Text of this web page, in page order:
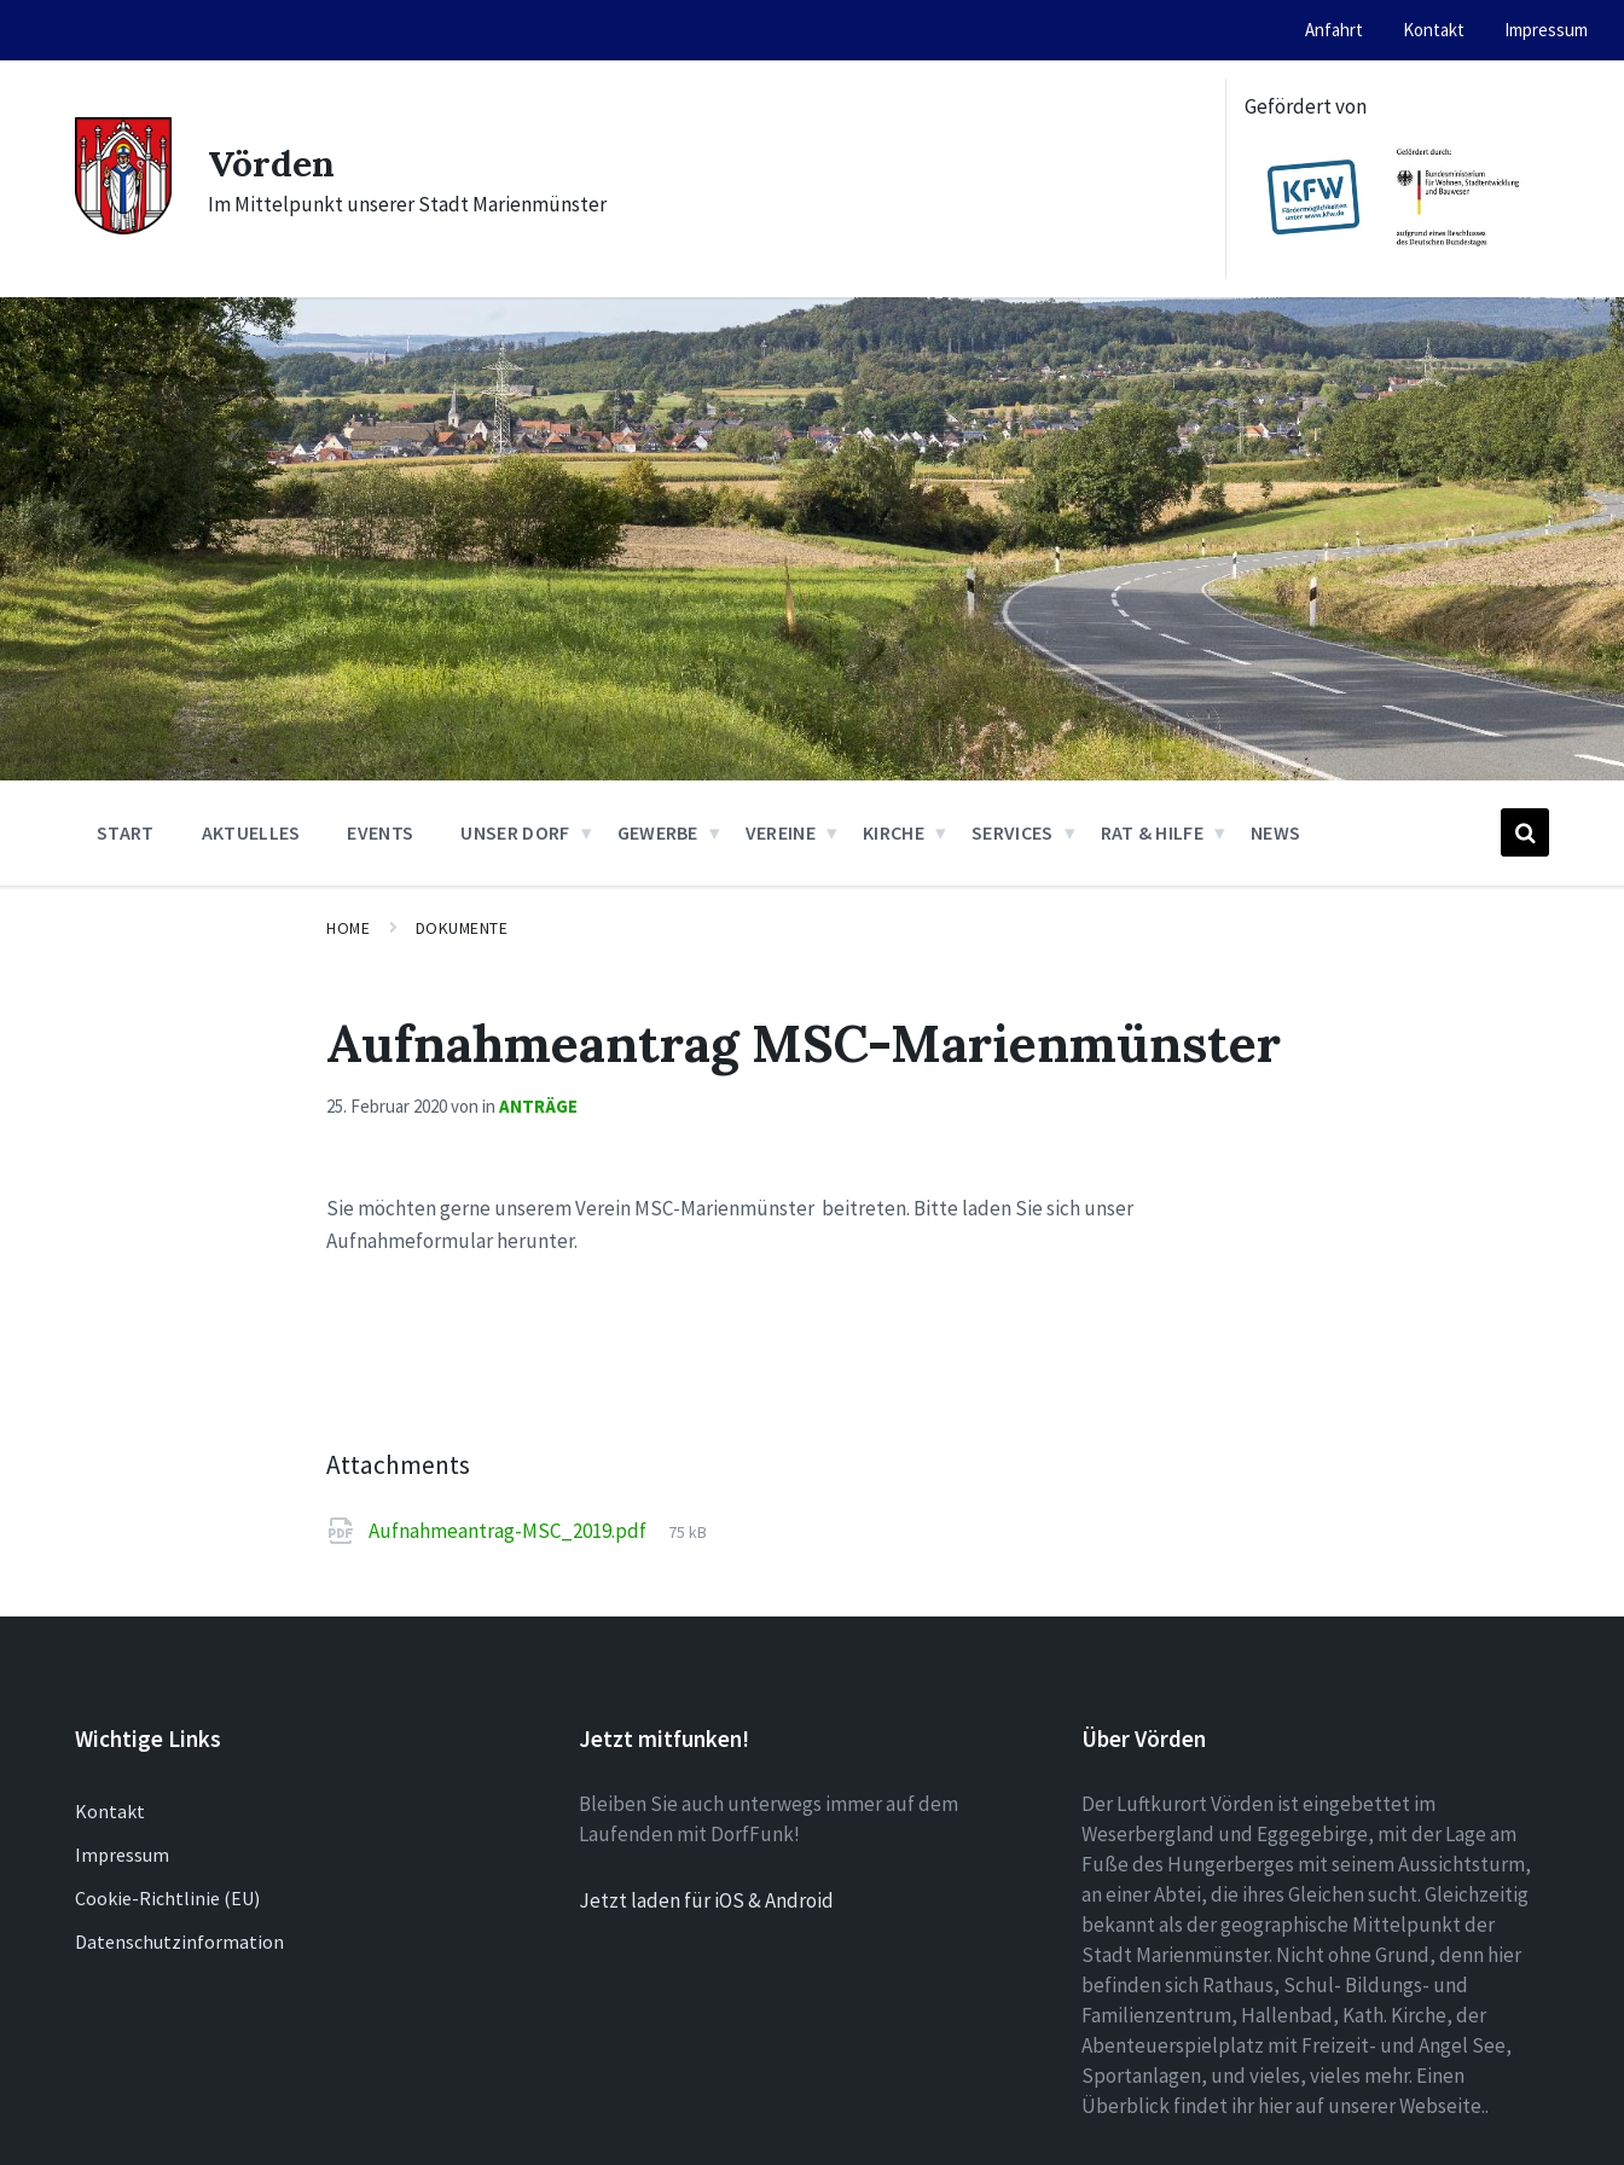
content
main
footer
Anfahrt Kontakt Impressum
Vörden
Im Mittelpunkt unserer Stadt Marienmünster
Gefördert von
START AKTUELLES EVENTS UNSER DORF GEWERBE VEREINE KIRCHE SERVICES RAT & HILFE NEWS
HOME DOKUMENTE
Aufnahmeantrag MSC-Marienmünster
25. Februar 2020voninANTRÄGE
Sie möchten gerne unserem Verein MSC-Marienmünster beitreten. Bitte laden Sie sich unser
Aufnahmeformular herunter.
Attachments
Aufnahmeantrag-MSC_2019.pdf
File
75 kB
Wichtige Links
Kontakt
Impressum
Cookie-Richtlinie (EU)
Datenschutzinformation
Jetzt mitfunken!
Bleiben Sie auch unterwegs immer auf dem
Laufenden mit DorfFunk!
Jetzt laden für iOS & Android
Über Vörden
Der Luftkurort Vörden ist eingebettet im
Weserbergland und Eggegebirge, mit der Lage am
Fuße des Hungerberges mit seinem Aussichtsturm,
an einer Abtei, die ihres Gleichen sucht. Gleichzeitig
bekannt als der geographische Mittelpunkt der
Stadt Marienmünster. Nicht ohne Grund, denn hier
befinden sich Rathaus, Schul- Bildungs- und
Familienzentrum, Hallenbad, Kath. Kirche, der
Abenteuerspielplatz mit Freizeit- und Angel See,
Sportanlagen, und vieles, vieles mehr. Einen
Überblick findet ihr hier auf unserer Webseite..